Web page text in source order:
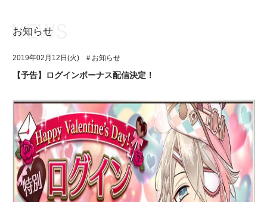
アプリゲーム
イベント・キャンペーン
ミュージック
グッズ・本
ユニット&キャラクター
アプリゲーム
イベント・キャンペーン
ミュージック
お知らせ
2019年02月12日(火) ＃お知らせ
【予告】ログインボーナス配信決定！